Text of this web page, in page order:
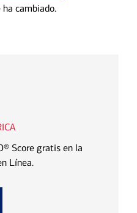
cambiado.
Score gratis en la
Línea.